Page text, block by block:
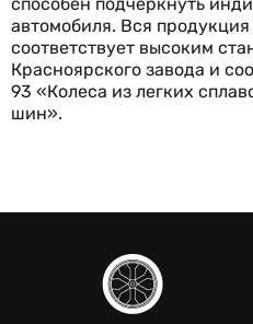
ИП Иванов Виталий Сергеевич
ИНН: 910310123973
ОГРНИП: 325911200039371